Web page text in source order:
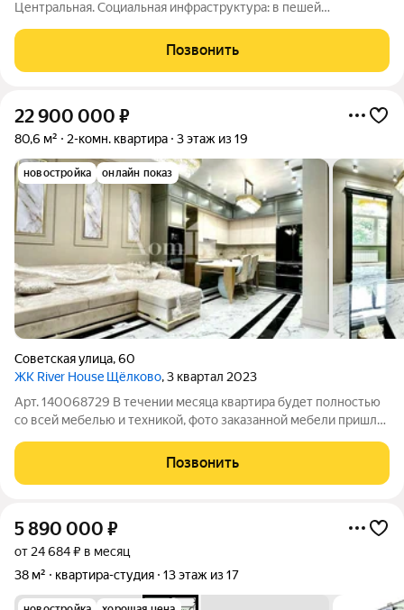
Центральная. Социальная инфраструктура: в пешей
инфраструктура: рядом с жилым комплексом расположены
продуктовые супермаркеты, салоны красоты и
Позвонить
22 900 000 ₽
80,6 м² 2-комн. квартира 3 этаж из 19
новостройка онлайн показ
Советская улица,60
ЖК River House Щёлково, 3 квартал 2023
Арт. 140068729 В течении месяца квартира будет полностью
со всей мебелью и техникой, фото заказанной мебели пришлю
комфорт премиум-класса в самом центре Щелково. Продается
стильная 2-Х комнатная
Позвонить
5 890 000 ₽
от 24 684 ₽ в месяц
38 м²
квартира-студия 13 этаж из 17